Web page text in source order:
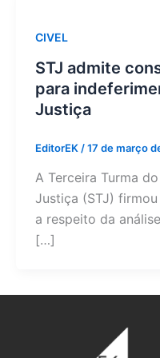
CIVEL
STJ admite
para
Justiça
EditorEK /17 de março
A Terceira Turma
Justiça (STJ)
a respeito da
[…]